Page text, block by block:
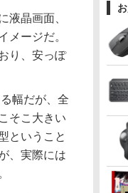
液晶画面、
メージだ。
り、安っぽ
幅だが、全
そこ大きい
ということ
、実際には